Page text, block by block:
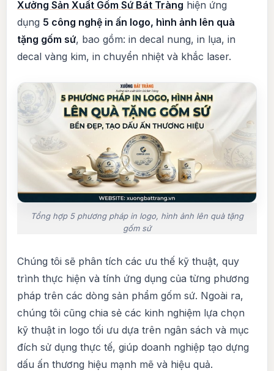
Xưởng Sản Xuất Gốm Sứ Bát Tràng hiện ứng
dụng 5 công nghệ in ấn logo, hình ảnh lên quà
tặng gốm sứ, bao gồm: in decal nung, in lụa, in
decal vàng kim, in chuyển nhiệt và khắc laser.
Tổng hợp 5 phương pháp in logo, hình ảnh lên quà tặng
gốm sứ
Chúng tôi sẽ phân tích các ưu thế kỹ thuật, quy
trình thực hiện và tính ứng dụng của từng phương
pháp trên các dòng sản phẩm gốm sứ. Ngoài ra,
chúng tôi cũng chia sẻ các kinh nghiệm lựa chọn
kỹ thuật in logo tối ưu dựa trên ngân sách và mục
đích sử dụng thực tế, giúp doanh nghiệp tạo dựng
dấu ấn thương hiệu mạnh mẽ và hiệu quả.